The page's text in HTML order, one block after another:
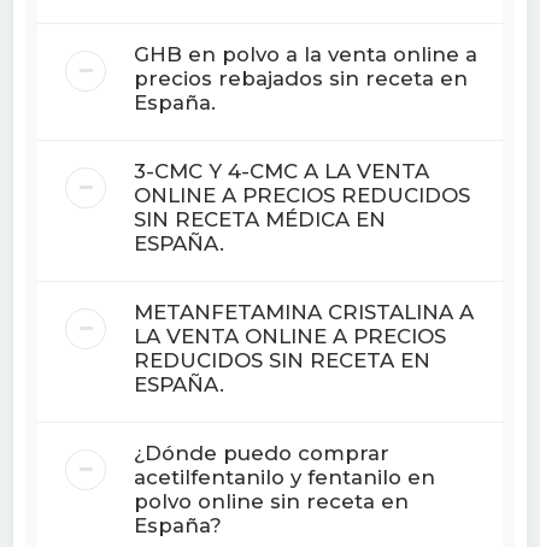
GHB en polvo a la venta online a
precios rebajados sin receta en
España.
3-CMC Y 4-CMC A LA VENTA
ONLINE A PRECIOS REDUCIDOS
SIN RECETA MÉDICA EN
ESPAÑA.
METANFETAMINA CRISTALINA A
LA VENTA ONLINE A PRECIOS
REDUCIDOS SIN RECETA EN
ESPAÑA.
¿Dónde puedo comprar
acetilfentanilo y fentanilo en
polvo online sin receta en
España?